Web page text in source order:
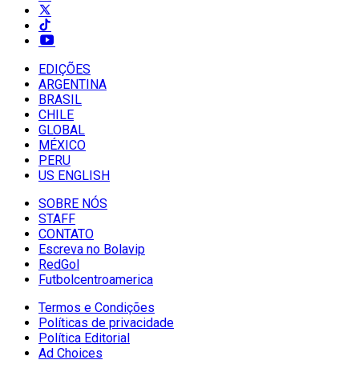
EDIÇÕES
ARGENTINA
BRASIL
CHILE
GLOBAL
MÉXICO
PERU
US ENGLISH
SOBRE NÓS
STAFF
CONTATO
Escreva no Bolavip
RedGol
Futbolcentroamerica
Termos e Condições
Políticas de privacidade
Política Editorial
Ad Choices